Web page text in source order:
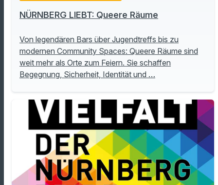
NÜRNBERG LIEBT: Queere Räume
Von legendären Bars über Jugendtreffs bis zu
modernen Community Spaces: Queere Räume sind
weit mehr als Orte zum Feiern. Sie schaffen
Begegnung, Sicherheit, Identität und …